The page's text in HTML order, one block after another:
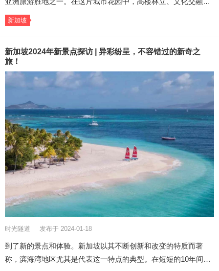
新加坡
新加坡2024年新景点探访 | 异彩纷呈，不容错过的新奇之
旅！
时光隧道 发布于 2024-01-18
到了新的景点和体验。新加坡以其不断创新和改变的特质而著
称，滨海湾地区尤其是代表这一特点的典型。在短短的10年间…